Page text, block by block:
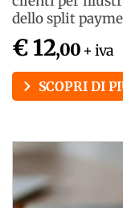
dello split
€ 12,00 + iva
SCOPRI DI